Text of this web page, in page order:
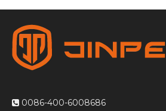
 0086-400-6008686